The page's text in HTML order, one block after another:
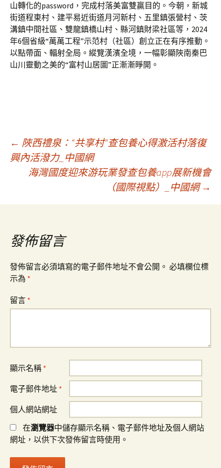
山轉化的password，完成村落美富雙贏目的。今朝，新城
街道程東村、建平易近街道月河新村、五里鎮張營村、茨
溝鎮中間社區、雙龍鎮橋山村、縣河鎮財梁社區等，2024
年6個省級“萬萬工程”示范村（社區）創立正在有序推動。
以點帶面、輻射全局。縱覽漢濱全境，一幅彰顯陜南秦巴
山川靈動之美的“富村山居圖”正漸漸睜開。
文
導
覽
← 陜西禮泉：“共享村”查包養心得激活村落復
興內活潑力_中國網
海灣國度迎來游玩業發查包養app展新機會
（國際視點）_中國網 →
發佈留言
發佈留言必須填寫的電子郵件地址不會公開。 必填欄位標
示為 *
留言 *
顯示名稱 *
電子郵件地址 *
個人網站網址
在瀏覽器中儲存顯示名稱、電子郵件地址及個人網站
網址，以供下次發佈留言時使用。